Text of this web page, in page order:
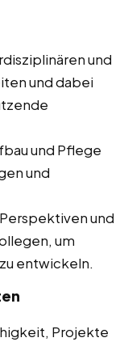
und
und dabei
und Pflege
und
und
um
entwickeln.
Projekte